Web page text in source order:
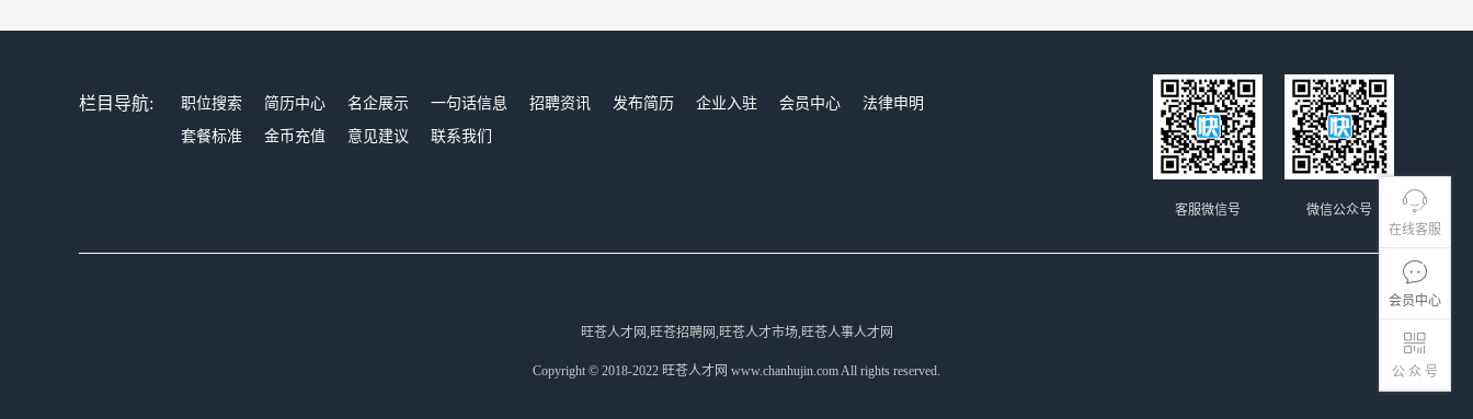
在线客服
会员中心
公 众 号
栏目导航: 职位搜索 简历中心 名企展示 一句话信息 招聘资讯 发布简历 企业入驻 会员中心
法律申明
套餐标准
金币充值 意见建议 联系我们
微信公众号
客服微信号
旺苍人才网,旺苍招聘网,旺苍人才市场,旺苍人事人才网
Copyright © 2018-2022 旺苍人才网 www.chanhujin.com All rights reserved.